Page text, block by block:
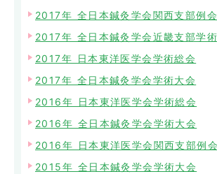
2017年 全日本鍼灸学会関西支部例会
2017年 全日本鍼灸学会近畿支部学
2017年 日本東洋医学会学術総会
2017年 全日本鍼灸学会学術大会
2016年 日本東洋医学会学術総会
2016年 全日本鍼灸学会学術大会
2016年 日本東洋医学会関西支部例会
2015年 全日本鍼灸学会学術大会